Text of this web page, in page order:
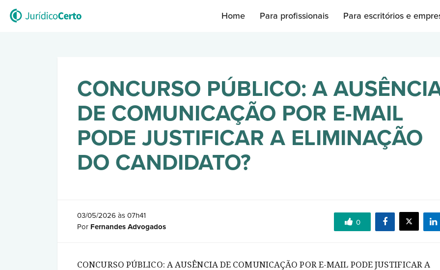
Home Para profissionais Para escritórios e
CONCURSO PÚBLICO: A
DE COMUNICAÇÃO POR E-MAIL
PODE JUSTIFICAR A ELIMINAÇÃO
DO CANDIDATO?
03/05/2026 às 07h41
Por Fernandes Advogados
0
CONCURSO PÚBLICO: A AUSÊNCIA DE COMUNICAÇÃO POR E-MAIL PODE JUSTIFICAR A